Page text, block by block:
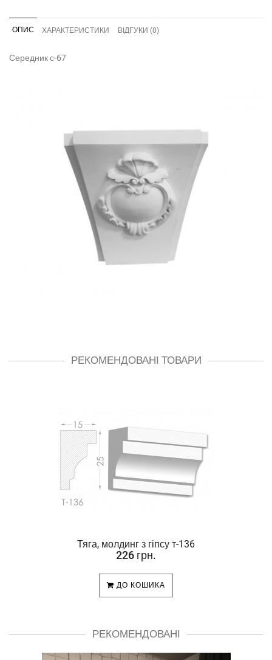
ОПИС ХАРАКТЕРИСТИКИ ВІДГУКИ (0)
Середник с-67
РЕКОМЕНДОВАНІ ТОВАРИ
Тяга, молдинг з гіпсу т-136
226 грн.
ДО КОШИКА
РЕКОМЕНДОВАНІ